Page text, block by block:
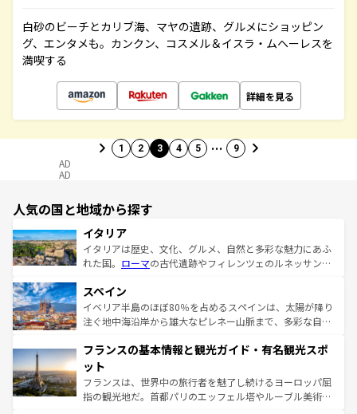
白砂のビーチとカリブ海、マヤの遺跡、グルメにショッピン
グ、エンタメも。カンクン、コスメル＆イスラ・ムヘーレスを
満喫する
詳細を見る
1 2 3 4 5 … 9
AD
AD
人気の国と地域から探す
イタリア
イタリアは歴史、文化、グルメ、自然と多彩な魅力にあふ
れた国。 ローマの古代遺跡やフィレンツェのルネッサンス
ろん、トスカーナの美しい田園風景やアマルフィ海岸の絶
景など、自然景観も見逃せない。観光の合間には、本場の
ピザやパスタなど、絶品のイタリア料理を堪能することも
ませてくれるイタリアで、忘れられない旅をしてみよう！
なお、新着のイタリア情報は
しい。
スペイン
イベリア半島のほぼ80％を占めるスペインは、太陽が降り
注ぐ地中海沿岸から雄大なピレネー山脈まで、多彩な自然
文化が根付くこの国では、情熱的なフラメンコ、熱気あふ
れる闘牛、そして美味しいタパスが生活の一部となってい
る。首都マドリードの洗練された雰囲気や、バルセロナの
アートに溢れた街角から、地方では古代ローマ遺跡や中世
フランスの基本情報と観光ガイド・有名観光スポ
ット
フランスは、世界中の旅行者を魅了し続けるヨーロッパ屈
指の観光地だ。首都パリのエッフェル塔やルーブル美術館